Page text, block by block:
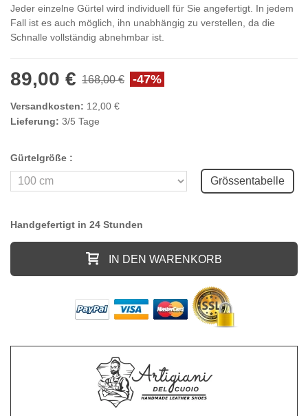
Jeder einzelne Gürtel wird individuell für Sie angefertigt. In jedem
Fall ist es auch möglich, ihn unabhängig zu verstellen, da die
Schnalle vollständig abnehmbar ist.
89,00 € 168,00 € -47%
Versandkosten: 12,00 €
Lieferung: 3/5 Tage
Gürtelgröße :
Grössentabelle
Handgefertigt in 24 Stunden
IN DEN WARENKORB